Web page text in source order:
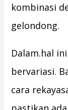
kombinasi
gelondong.
Dalam.hal
bervariasi.
cara